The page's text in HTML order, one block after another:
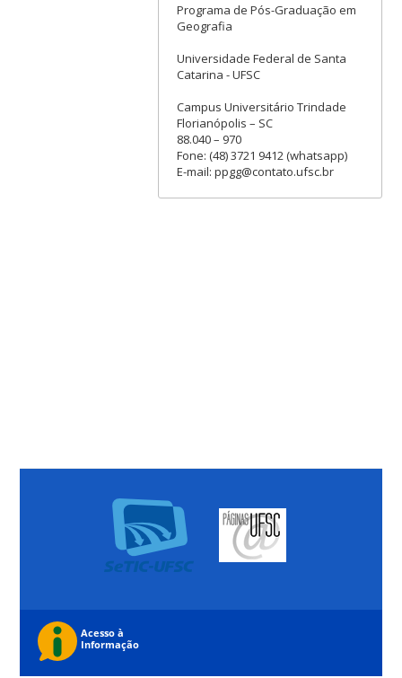
Programa de Pós-Graduação em
Geografia
Universidade Federal de Santa
Catarina - UFSC
Campus Universitário Trindade
Florianópolis – SC
88.040 – 970
Fone: (48) 3721 9412 (whatsapp)
E-mail: ppgg@contato.ufsc.br